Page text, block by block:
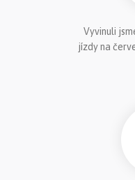
Vyvinuli
jízdy na